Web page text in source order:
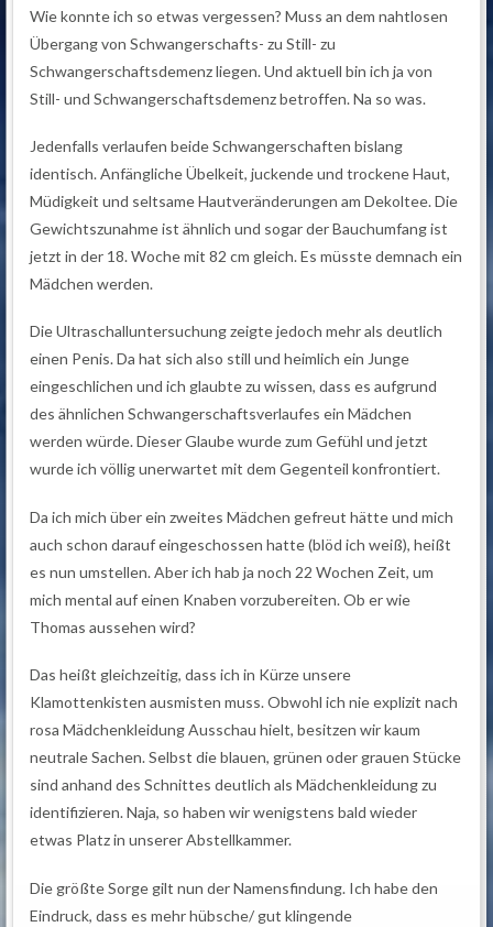
Wie konnte ich so etwas vergessen? Muss an dem nahtlosen
Übergang von Schwangerschafts- zu Still- zu
Schwangerschaftsdemenz liegen. Und aktuell bin ich ja von
Still- und Schwangerschaftsdemenz betroffen. Na so was.
Jedenfalls verlaufen beide Schwangerschaften bislang
identisch. Anfängliche Übelkeit, juckende und trockene Haut,
Müdigkeit und seltsame Hautveränderungen am Dekoltee. Die
Gewichtszunahme ist ähnlich und sogar der Bauchumfang ist
jetzt in der 18. Woche mit 82 cm gleich. Es müsste demnach ein
Mädchen werden.
Die Ultraschalluntersuchung zeigte jedoch mehr als deutlich
einen Penis. Da hat sich also still und heimlich ein Junge
eingeschlichen und ich glaubte zu wissen, dass es aufgrund
des ähnlichen Schwangerschaftsverlaufes ein Mädchen
werden würde. Dieser Glaube wurde zum Gefühl und jetzt
wurde ich völlig unerwartet mit dem Gegenteil konfrontiert.
Da ich mich über ein zweites Mädchen gefreut hätte und mich
auch schon darauf eingeschossen hatte (blöd ich weiß), heißt
es nun umstellen. Aber ich hab ja noch 22 Wochen Zeit, um
mich mental auf einen Knaben vorzubereiten. Ob er wie
Thomas aussehen wird?
Das heißt gleichzeitig, dass ich in Kürze unsere
Klamottenkisten ausmisten muss. Obwohl ich nie explizit nach
rosa Mädchenkleidung Ausschau hielt, besitzen wir kaum
neutrale Sachen. Selbst die blauen, grünen oder grauen Stücke
sind anhand des Schnittes deutlich als Mädchenkleidung zu
identifizieren. Naja, so haben wir wenigstens bald wieder
etwas Platz in unserer Abstellkammer.
Die größte Sorge gilt nun der Namensfindung. Ich habe den
Eindruck, dass es mehr hübsche/ gut klingende